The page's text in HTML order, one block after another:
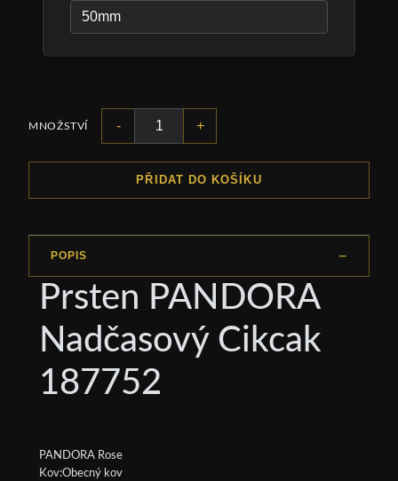
MNOŽSTVÍ - +
PŘIDAT DO KOŠÍKU
POPIS
Prsten PANDORA
Nadčasový Cikcak
187752
PANDORA Rose
Kov:Obecný kov